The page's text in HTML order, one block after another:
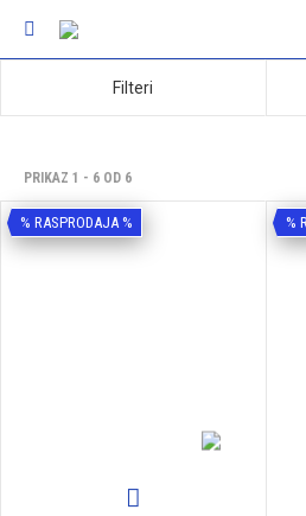
Filteri
PRIKAZ 1 - 6 OD 6
% RASPRODAJA % %